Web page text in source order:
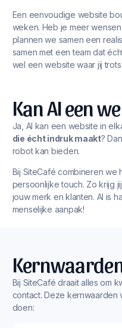
Een eenvoudige website
weken. Heb je meer
plannen we samen een
samen met een team dat
wel een website waar jij
Kan AI een
Ja, AI kan een website in
die écht indruk maakt?
robot kan bieden.
Bij SiteCafé combineren we
persoonlijke touch. Zo krijg
jouw merk en klanten. AI is
menselijke aanpak!
Bij SiteCafé draait alles om
contact. Deze kernwaarden
doen: